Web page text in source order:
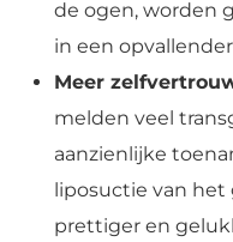
de ogen, worden
in een
Meer
melden veel
aanzienlijke
liposuctie van het
prettiger en